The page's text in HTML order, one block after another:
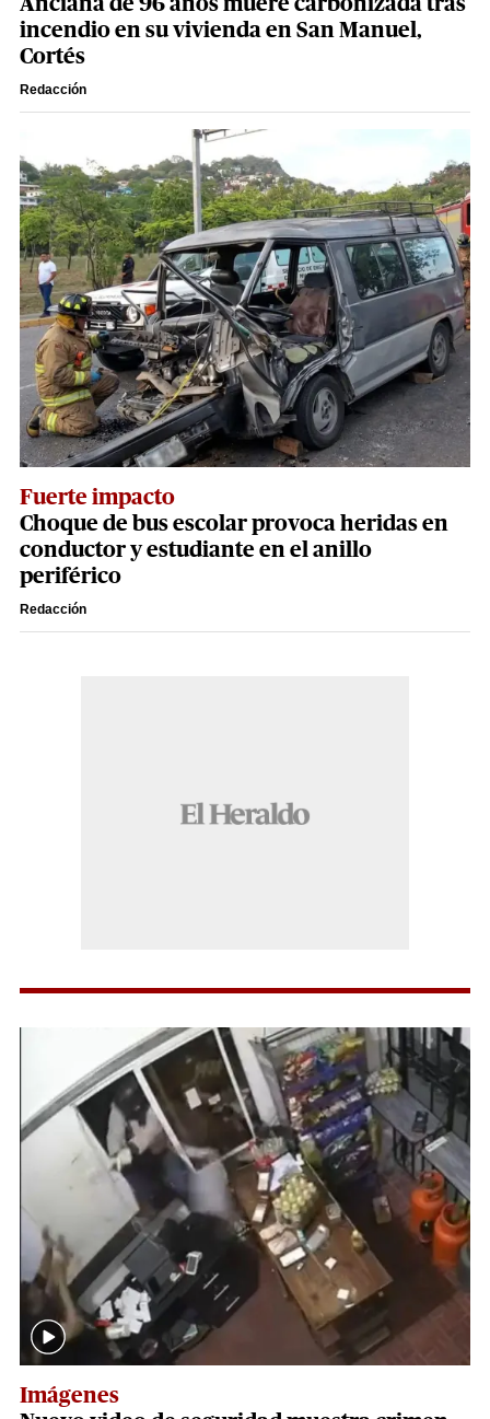
Anciana de 96 años muere carbonizada tras
incendio en su vivienda en San Manuel,
Cortés
Redacción
Fuerte impacto
Choque de bus escolar provoca heridas en
conductor y estudiante en el anillo
periférico
Redacción
Imágenes